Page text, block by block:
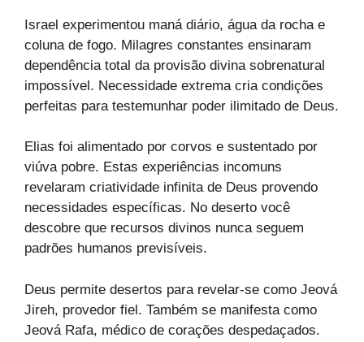
Israel experimentou maná diário, água da rocha e
coluna de fogo. Milagres constantes ensinaram
dependência total da provisão divina sobrenatural
impossível. Necessidade extrema cria condições
perfeitas para testemunhar poder ilimitado de Deus.
Elias foi alimentado por corvos e sustentado por
viúva pobre. Estas experiências incomuns
revelaram criatividade infinita de Deus provendo
necessidades específicas. No deserto você
descobre que recursos divinos nunca seguem
padrões humanos previsíveis.
Deus permite desertos para revelar-se como Jeová
Jireh, provedor fiel. Também se manifesta como
Jeová Rafa, médico de corações despedaçados.